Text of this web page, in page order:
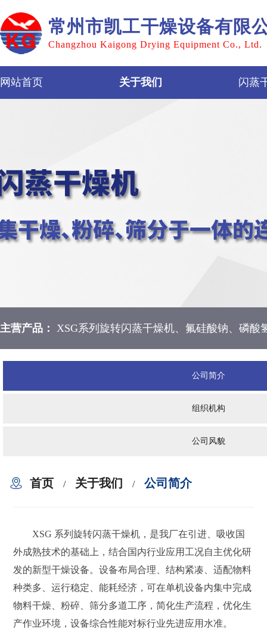
常州市凯工干燥设备有限
Changzhou Kaigong Drying Equipment Co., Ltd.
网站首页 关于我们 闪蒸
主营产品： XSG系列旋转闪蒸干燥机、氟硅酸钠、磷
公司简介
组织机构
公司风貌
首页 / 关于我们 /公司简介
XSG 系列旋转闪蒸干燥机，是我厂在引进、吸收国
外成熟技术的基础上，结合国内行业应用工况自主优化研
发的新型干燥设备。设备布局合理、结构紧凑、适配物料
种类多、运行稳定、能耗经济，可在单机设备内集中完成
物料干燥、粉碎、筛分多道工序，简化生产流程，优化生
产作业环境，设备综合性能对标行业先进应用水准。